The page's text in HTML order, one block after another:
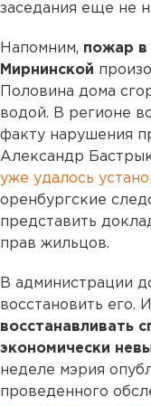
заседания еще не
Напомним, пожар в
Мирнинской
Половина дома
водой. В регионе
факту нарушения
Александр
уже удалось
оренбургские
представить
прав жильцов.
В администрации
восстановить его.
восстанавливать
экономически
неделе мэрия
проведенного